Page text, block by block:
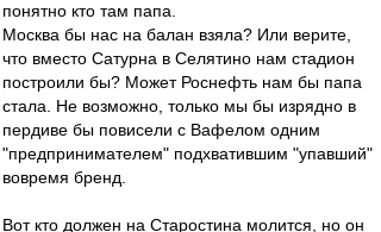
понятно кто там папа.
Москва бы нас на балан взяла? Или верите,
что вместо Сатурна в Селятино нам стадион
построили бы? Может Роснефть нам бы папа
стала. Не возможно, только мы бы изрядно в
пердиве бы повисели с Вафелом одним
"предпринимателем" подхватившим "упавший"
вовремя бренд.
Вот кто должен на Старостина молится, но он